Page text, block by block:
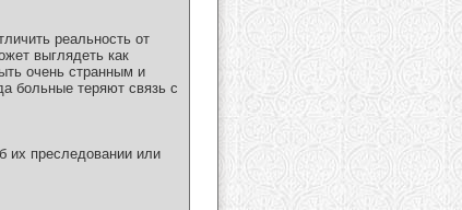
реальность от
выглядеть как
очень странным и
больные теряют связь с
преследовании или